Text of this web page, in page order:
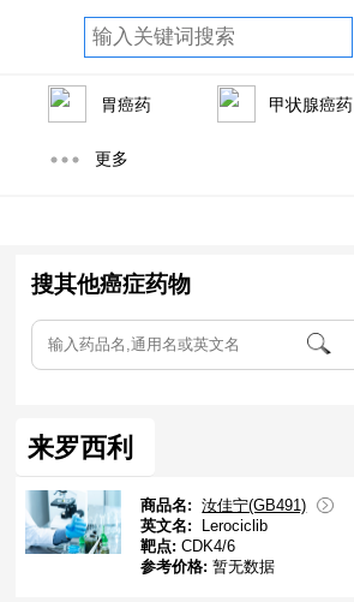
胃癌药 甲状腺癌药
更多
搜其他癌症药物
来罗西利
商品名:汝佳宁(GB491)
英文名:
Lerociclib
靶点:CDK4/6
参考价格:暂无数据